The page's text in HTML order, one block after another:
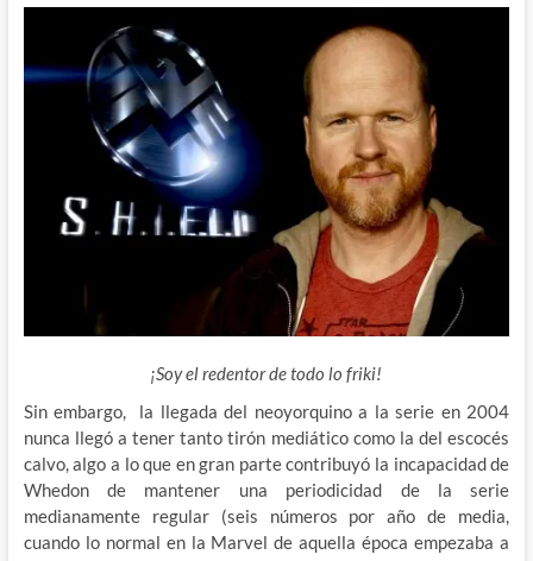
¡Soy el redentor de todo lo friki!
Sin embargo, la llegada del neoyorquino a la serie en 2004
nunca llegó a tener tanto tirón mediático como la del escocés
calvo, algo a lo que en gran parte contribuyó la incapacidad de
Whedon de mantener una periodicidad de la serie
medianamente regular (seis números por año de media,
cuando lo normal en la Marvel de aquella época empezaba a